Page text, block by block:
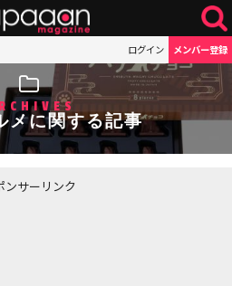
ログイン メンバー登録
メに関する記事
ンサーリンク